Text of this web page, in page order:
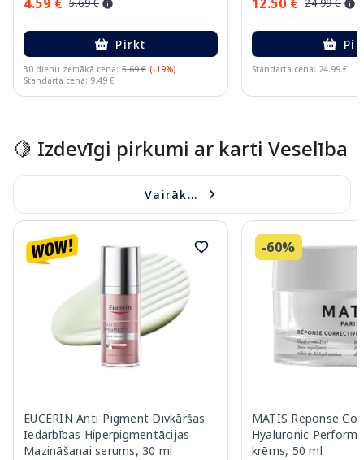
5.69 €
Pirkt
30 dienu zemākā cena: 5.69 € (-19%)
Standarta cena: 9.49 €
24.99 €
Standarta cena: 24.99 €
🍋 Izdevīgi pirkumi ar karti Veselība
Vairāk...
EUCERIN Anti-Pigment Divkāršas
Iedarbības Hiperpigmentācijas
Mazināšanai serums, 30 ml
-60%
MATIS Reponse
Hyaluronic
krēms, 50 ml